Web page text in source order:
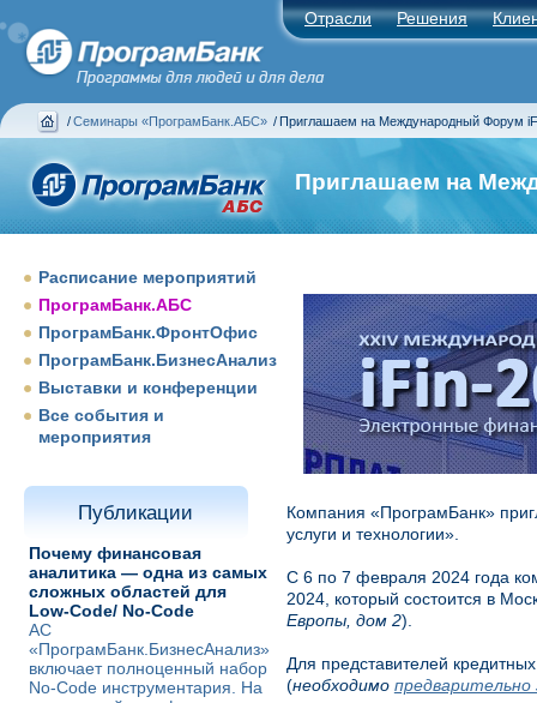
Отрасли Решения
/ Семинары «ПрограмБанк.АБС» / Приглашаем на Международный Форум
Приглашаем на
Расписание мероприятий
ПрограмБанк.АБС
ПрограмБанк.ФронтОфис
ПрограмБанк.БизнесАнализ
Выставки и конференции
Все события и
мероприятия
Публикации
Почему финансовая
аналитика — одна из самых
сложных областей для
Low-Code/ No-Code
АС
«ПрограмБанк.БизнесАнализ»
включает полноценный набор
No-Code инструментария. На
Компания «ПрограмБанк»
услуги и технологии».
С 6 по 7 февраля 2024 года
2024, который состоится в
Европы, дом 2).
Для представителей
(необходимо предварительно